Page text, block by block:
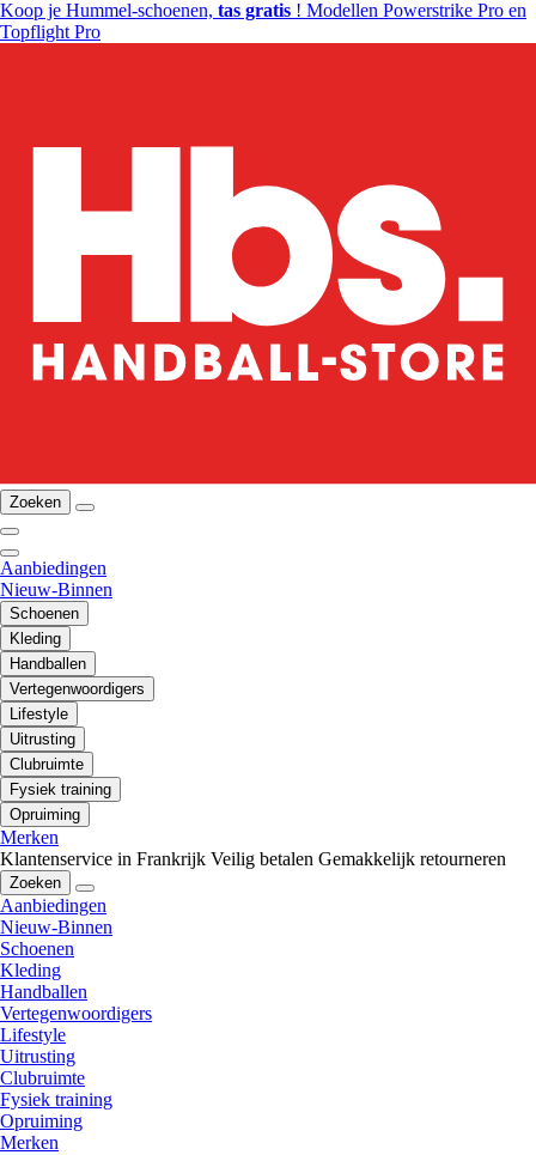
Koop je Hummel-schoenen, tas gratis ! Modellen Powerstrike Pro en
Topflight Pro
Zoeken
Aanbiedingen
Nieuw-Binnen
Schoenen
Kleding
Handballen
Vertegenwoordigers
Lifestyle
Uitrusting
Clubruimte
Fysiek training
Opruiming
Merken
Klantenservice in Frankrijk Veilig betalen Gemakkelijk retourneren
Zoeken
Aanbiedingen
Nieuw-Binnen
Schoenen
Kleding
Handballen
Vertegenwoordigers
Lifestyle
Uitrusting
Clubruimte
Fysiek training
Opruiming
Merken